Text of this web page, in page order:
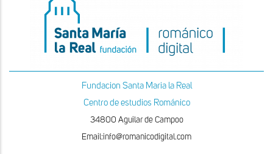
Fundacion Santa Maria la Real
Centro de estudios Románico
34800 Aguilar de Campoo
Email:info@romanicodigital.com